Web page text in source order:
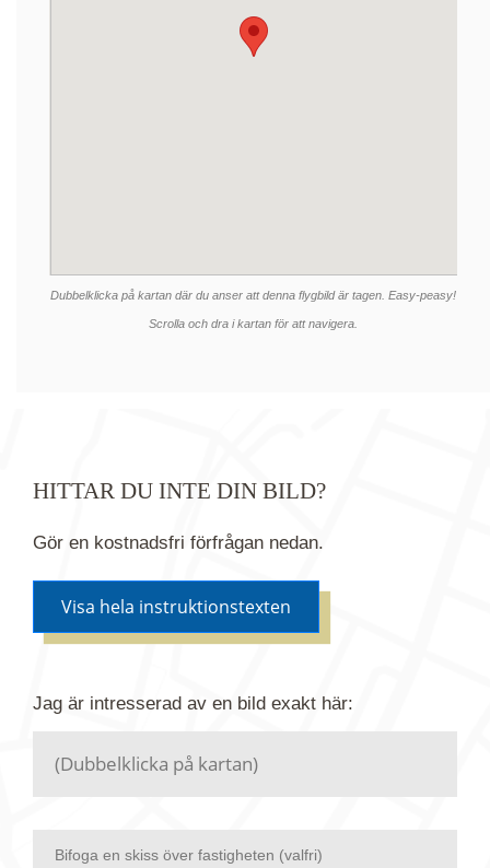
Dubbelklicka på kartan där du anser att denna flygbild är tagen. Easy-peasy!
Scrolla och dra i kartan för att navigera.
HITTAR DU INTE DIN BILD?
Gör en kostnadsfri förfrågan nedan.
Visa hela instruktionstexten
förfrågan. Vi har flera miljoner bilder i vårt arkiv
Jag är intresserad av en bild exakt här:
Bifoga en skiss över fastigheten (valfri)